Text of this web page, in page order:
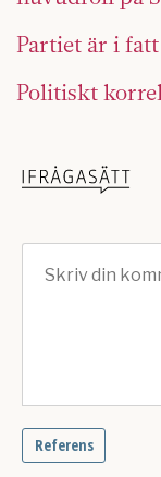
Partiet är i
Politiskt